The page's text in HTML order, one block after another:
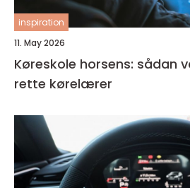
inspiration
11. May 2026
Køreskole horsens: sådan
rette kørelærer